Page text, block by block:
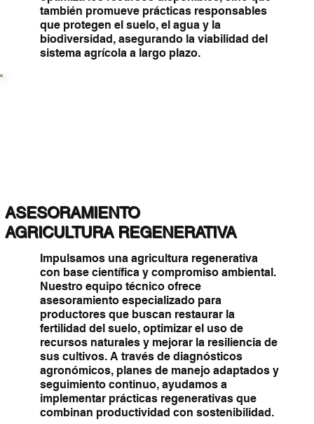
también promueve prácticas responsables
que protegen el suelo, el agua y la
biodiversidad, asegurando la viabilidad del
sistema agrícola a largo plazo.
Impulsamos una agricultura regenerativa
con base científica y compromiso ambiental.
Nuestro equipo técnico ofrece
asesoramiento especializado para
productores que buscan restaurar la
fertilidad del suelo, optimizar el uso de
recursos naturales y mejorar la resiliencia de
sus cultivos. A través de diagnósticos
agronómicos, planes de manejo adaptados y
seguimiento continuo, ayudamos a
implementar prácticas regenerativas que
combinan productividad con sostenibilidad.
ASESORAMIENTO
AGRICULTURA REGENERATIVA